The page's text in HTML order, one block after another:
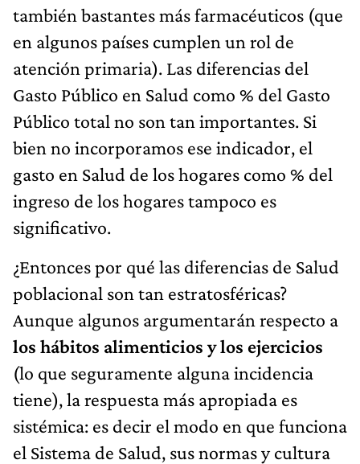
también bastantes más farmacéuticos (que
en algunos países cumplen un rol de
atención primaria). Las diferencias del
Gasto Público en Salud como % del Gasto
Público total no son tan importantes. Si
bien no incorporamos ese indicador, el
gasto en Salud de los hogares como % del
ingreso de los hogares tampoco es
significativo.
¿Entonces por qué las diferencias de Salud
poblacional son tan estratosféricas?
Aunque algunos argumentarán respecto a
los hábitos alimenticios y los ejercicios
(lo que seguramente alguna incidencia
tiene), la respuesta más apropiada es
sistémica: es decir el modo en que funciona
el Sistema de Salud, sus normas y cultura